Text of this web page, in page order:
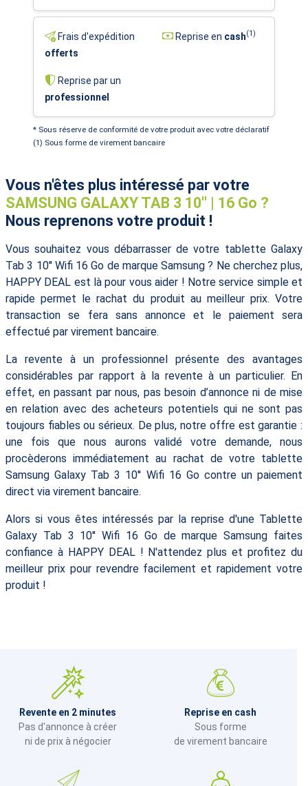
Frais d'expédition
offerts
Reprise en cash(1)
Reprise par un
professionnel
* Sous réserve de conformité de votre produit avec votre déclaratif
(1) Sous forme de virement bancaire
Vous n'êtes plus intéressé par votre
SAMSUNG GALAXY TAB 3 10'' | 16 Go ?
Nous reprenons votre produit !
Vous souhaitez vous débarrasser de votre tablette Galaxy
Tab 3 10'' Wifi 16 Go de marque Samsung ? Ne cherchez plus,
HAPPY DEAL est là pour vous aider ! Notre service simple et
rapide permet le rachat du produit au meilleur prix. Votre
transaction se fera sans annonce et le paiement sera
effectué par virement bancaire.
La revente à un professionnel présente des avantages
considérables par rapport à la revente à un particulier. En
effet, en passant par nous, pas besoin d’annonce ni de mise
en relation avec des acheteurs potentiels qui ne sont pas
toujours fiables ou sérieux. De plus, notre offre est garantie :
une fois que nous aurons validé votre demande, nous
procèderons immédiatement au rachat de votre tablette
Samsung Galaxy Tab 3 10'' Wifi 16 Go contre un paiement
direct via virement bancaire.
Alors si vous êtes intéressés par la reprise d'une Tablette
Galaxy Tab 3 10'' Wifi 16 Go de marque Samsung faites
confiance à HAPPY DEAL ! N'attendez plus et profitez du
meilleur prix pour revendre facilement et rapidement votre
produit !
Revente en 2 minutes
Pas d'annonce à créer
ni de prix à négocier
Reprise en cash
Sous forme
de virement bancaire